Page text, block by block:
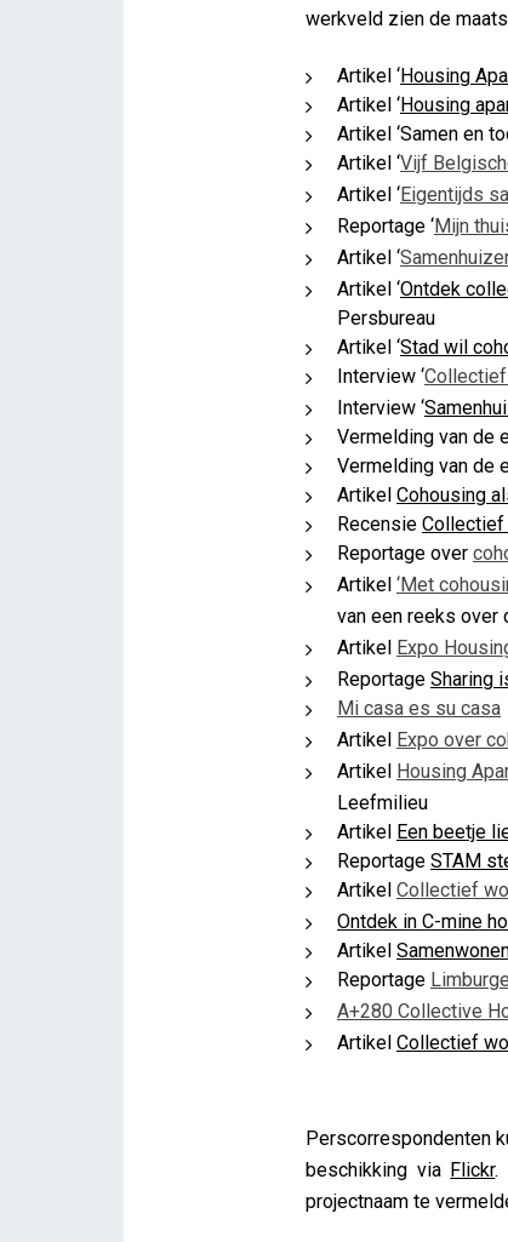
werkveld zien de
Artikel ‘Housing
Artikel ‘Housing
Artikel ‘Samen en
Artikel ‘Vijf
Artikel ‘Eigentijds
Reportage ‘Mijn
Artikel ‘
Artikel ‘Ontdek
Persbureau
Artikel ‘Stad wil
Interview ‘Collectief
Interview ‘
Vermelding van de
Vermelding van de
Artikel Cohousing
Recensie Collectief
Reportage over
Artikel ‘Met
van een reeks over
Artikel Expo
Reportage Sharing
Mi casa es su casa
Artikel Expo over
Artikel Housing
Leefmilieu
Artikel Een beetje
Reportage STAM
Artikel Collectief
Ontdek in C-mine
Artikel
Reportage
A+280 Collective
Artikel Collectief
Perscorrespondenten
beschikking via Flickr.
projectnaam te